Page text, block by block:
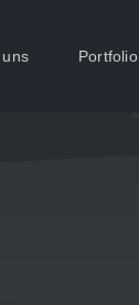
Portfolio